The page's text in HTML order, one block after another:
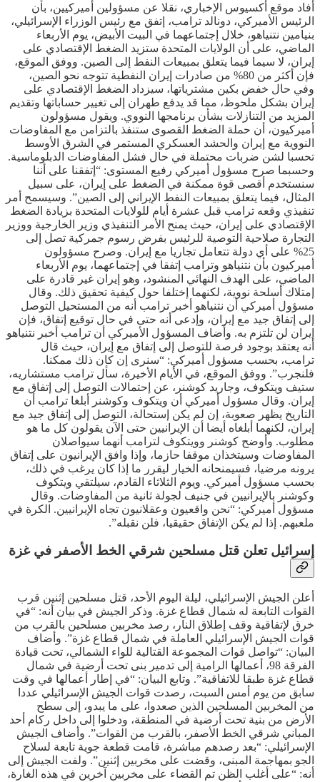
أفاد موقع أكسيوس الإخباري، نقلا عن مسؤولين أميركيين، بأن
الرئيس الأميركي، دونالد ترامب، إتفق مع رئيس الوزراء الإسرائيلي،
بنيامين نتنياهو، خلال إجتماعهما في البيت الأبيض، يوم الأربعاء
الماضي، على أن الولايات المتحدة ستزيد الضغط الإقتصادي على
إيران، لا سيما فيما يتعلق بمبيعات النفط إلى الصين. ووفق الموقع،
فإن أكثر من 80% من صادرات إيران النفطية تتوجه نحو الصين،
وفي حال خفض بكين مشترياتها، سيزداد الضغط الإقتصادي على
إيران بشكل ملحوظ، مما قد يدفع طهران إلى تغيير حساباتها وتقديم
المزيد من التنازلات بشأن برنامجها النووي. ويقول مسؤولون
أميركيون، أن حملة الضغط القصوى ستنفذ بالتزامن مع المفاوضات
النووية مع إيران والحشد العسكري المستمر في الشرق الأوسط
تحسبا لشن ضربات محتملة في حال فشل المفاوضات الدبلوماسية.
وحسبما صرح مسؤول أميركي رفيع المستوى: “إتفقنا على أننا
سنستخدم أقصى قوة ممكنة في الضغط على إيران، على سبيل
المثال، فيما يتعلق بمبيعات النفط الإيراني إلى الصين”. وسيسمح أمر
تنفيذي وقعه ترامب قبل عشرة أيام للولايات المتحدة بزيادة الضغط
الإقتصادي على إيران، حيث يمنح الأمر التنفيذي وزير الخارجية ووزير
التجارة صلاحية التوصية للرئيس بفرض رسوم جمركية تصل إلى
25% على أي دولة تتعامل تجاريا مع إيران. وصرح مسؤولون
أميركيون بأن نتنياهو وترامب إتفقا في إجتماعهما، يوم الأربعاء
الماضي، على الهدف النهائي المنشود، وهو إيران غير قادرة على
إمتلاك أسلحة نووية، لكنهما إختلفا حول كيفية تحقيق ذلك. وقال
مسؤول أميركي أن نتنياهو أخبر ترامب أنه من المستحيل التوصل
إلى إتفاق جيد مع إيران، وإدعى أنه حتى في حال توقيع إتفاق، فإن
إيران لن تلتزم به. وأضاف المسؤول الأميركي أن ترامب أخبر نتنياهو
أنه يعتقد بوجود فرصة للتوصل إلى إتفاق مع إيران، حيث قال
ترامب، بحسب مسؤول أميركي: “سنرى إن كان ذلك ممكنا.
فلنجرب”. ووفق الموقع، في الأيام الأخيرة، سأل ترامب مستشاريه،
ستيف ويتكوف، وجاريد كوشنر، عن إحتمالات التوصل إلى إتفاق مع
إيران. وقال مسؤول أميركي أن ويتكوف وكوشنر أبلغا ترامب أن
التاريخ يظهر صعوبة، إن لم يكن إستحالة، التوصل إلى إتفاق جيد مع
إيران، لكنهما أبلغاه أيضا أن الإيرانيين حتى الآن يقولون كل ما هو
مطلوب. وأوضح كوشنر وويتكوف لترامب أنهما سيواصلان
المفاوضات وسيتخذان موقفا حازما، وإذا وافق الإيرانيون على إتفاق
يرونه مرضيا، فسيمنحانه الخيار ليقرر ما إذا كان يرغب في ذلك،
بحسب مسؤول أميركي. ويوم الثلاثاء القادم، سيلتقي ويتكوف
وكوشنر بالإيرانيين في جنيف لجولة ثانية من المفاوضات. وقال
مسؤول أميركي: “نحن واقعيون وعقلانيون تجاه الإيرانيين. الكرة في
ملعبهم. إذا لم يكن الإتفاق حقيقيا، فلن نقبله”.
إسرائيل تعلن قتل مسلحين شرقي الخط الأصفر في غزة
أعلن الجيش الإسرائيلي، ليلة اليوم الأحد، قتل مسلحين إثنين قرب
القوات التابعة له شمال قطاع غزة. وذكر الجيش في بيان أنه: “في
خرق لإتفاقية وقف إطلاق النار، رصد مخربين مسلحين بالقرب من
قوات الجيش الإسرائيلي العاملة في شمال قطاع غزة”. وأضاف
البيان: “تواصل قوات المجموعة القتالية للواء الشمالي، تحت قيادة
الفرقة 98، أعمالها الرامية إلى تدمير بنى تحت أرضية في شمال
قطاع غزة طبقا للاتفاقية”. وتابع البيان: “في إطار أعمالها في وقت
سابق من يوم أمس السبت، رصدت قوات الجيش الإسرائيلي عددا
من المخربين المسلحين الذين صعدوا، على ما يبدو، إلى سطح
الأرض من بنية تحت أرضية في المنطقة، ودخلوا إلى داخل ركام أحد
المباني شرقي الخط الأصفر، بالقرب من القوات”. وأضاف الجيش
الإسرائيلي: “بعد رصدهم مباشرة، قامت قطعة جوية تابعة لسلاح
الجو بمهاجمة المبنى، وقضت على مخربين إثنين”. ولفت الجيش إلى
أنه: “على أغلب الظن تم القضاء على مخربين آخرين في هذه الغارة،